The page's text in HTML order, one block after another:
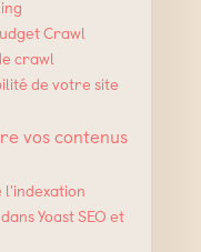
Crawl
crawl
de votre site
vos contenus
l'indexation
Yoast SEO et